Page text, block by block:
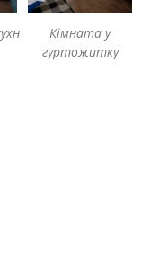
Кімната у
гуртожитку